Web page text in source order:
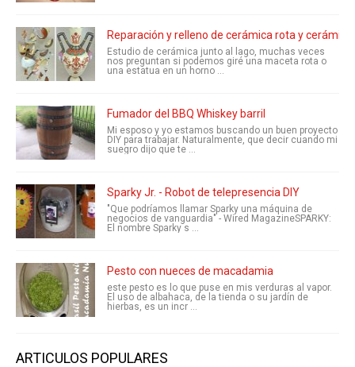
Reparación y relleno de cerámica rota y cerámica
Estudio de cerámica junto al lago, muchas veces
nos preguntan si podemos giré una maceta rota o
una estatua en un horno ...
Fumador del BBQ Whiskey barril
Mi esposo y yo estamos buscando un buen proyecto
DIY para trabajar. Naturalmente, que decir cuando mi
suegro dijo que te ...
Sparky Jr. - Robot de telepresencia DIY
"Que podríamos llamar Sparky una máquina de
negocios de vanguardia" - Wired MagazineSPARKY:
El nombre Sparky s ...
Pesto con nueces de macadamia
este pesto es lo que puse en mis verduras al vapor.
El uso de albahaca, de la tienda o su jardín de
hierbas, es un incr ...
ARTICULOS POPULARES